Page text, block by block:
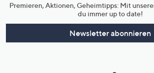
Premieren, Aktionen, Geheimtipps: Mit
du immer up to date!
Newsletter abonnieren